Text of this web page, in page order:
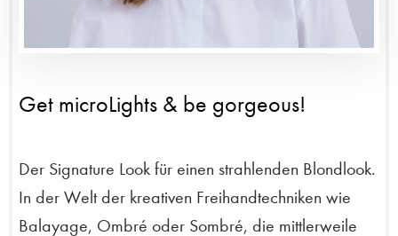
Get microLights & be gorgeous!
Der Signature Look für einen strahlenden Blondlook.
In der Welt der kreativen Freihandtechniken wie
Balayage, Ombré oder Sombré, die mittlerweile